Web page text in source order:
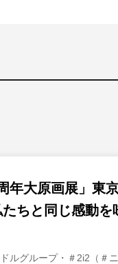
年大原画展」東
ちと同じ感動を
ルグループ・＃2i2（＃